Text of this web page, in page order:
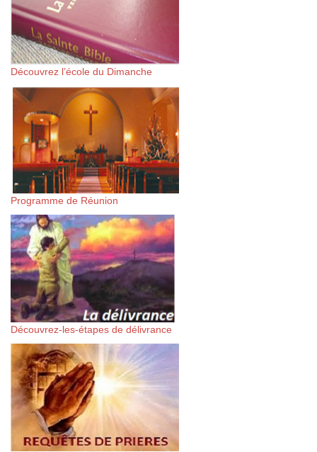
Découvrez l’école du Dimanche
Programme de Réunion
Découvrez-les-étapes de délivrance